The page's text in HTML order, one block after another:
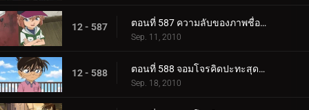
12 - 587 ตอนที่ 587 ความลับของภาพชื่อดังที่หายไป
Sep. 11, 2010
12 - 588 ตอนที่ 588 จอมโจรคิดปะทะสุดยอดตู้เซฟ (ตอน 1)
Sep. 18, 2010